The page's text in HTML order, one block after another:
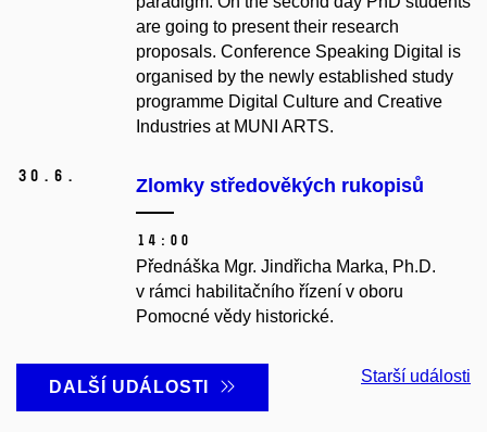
are going to present their research
proposals. Conference Speaking Digital is
organised by the newly established study
programme Digital Culture and Creative
Industries at MUNI ARTS.
30. 6. Zlomky středověkých rukopisů
14:00
Přednáška Mgr. Jindřicha Marka, Ph.D.
v rámci habilitačního řízení v oboru
Pomocné vědy historické.
DALŠÍ UDÁLOSTI
Starší události